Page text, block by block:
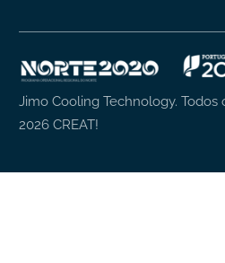
Jimo Cooling Technology. Todos
2026 CREAT!